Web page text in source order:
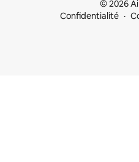
© 2026
Confidentialité